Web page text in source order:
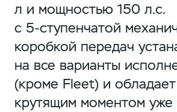
л и мощностью 150 л.с.
с 5-ступенчатой
коробкой передач
на все варианты
(кроме Fleet) и
крутящим моментом